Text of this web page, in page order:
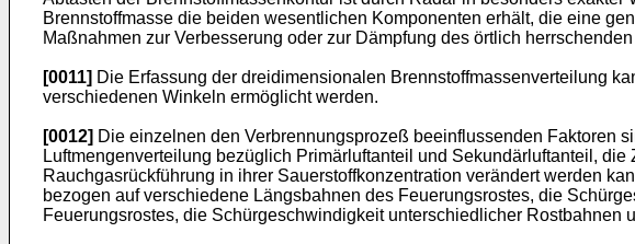
Brennstoffmasse die beiden wesentlichen Komponenten erhält, die eine
Maßnahmen zur Verbesserung oder zur Dämpfung des örtlich
[0011] Die Erfassung der dreidimensionalen Brennstoffmassenverteilung
verschiedenen Winkeln ermöglicht werden.
[0012] Die einzelnen den Verbrennungsprozeß beeinflussenden Faktoren
Luftmengenverteilung bezüglich Primärluftanteil und Sekundärluftanteil,
Rauchgasrückführung in ihrer Sauerstoffkonzentration verändert werden
bezogen auf verschiedene Längsbahnen des Feuerungsrostes, die
Feuerungsrostes, die Schürgeschwindigkeit unterschiedlicher